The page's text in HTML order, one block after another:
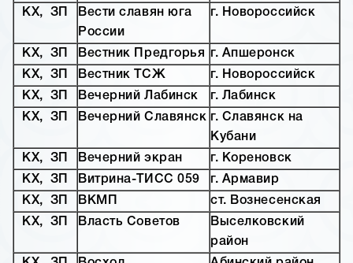
КХ, ЗП
Вести славян юга
России
г. Новороссийск
КХ, ЗП Вестник Предгорья
г. Апшеронск
КХ, ЗП
Вестник ТСЖ
г. Новороссийск
КХ, ЗП
Вечерний Лабинск
г. Лабинск
КХ, ЗП
Вечерний Славянск г. Славянск на
Кубани
КХ, ЗП
Вечерний экран
г. Кореновск
КХ, ЗП
Витрина-ТИСС 059
г. Армавир
КХ, ЗП
ВКМП
ст. Вознесенская
КХ, ЗП
Власть Советов
Выселковский
район